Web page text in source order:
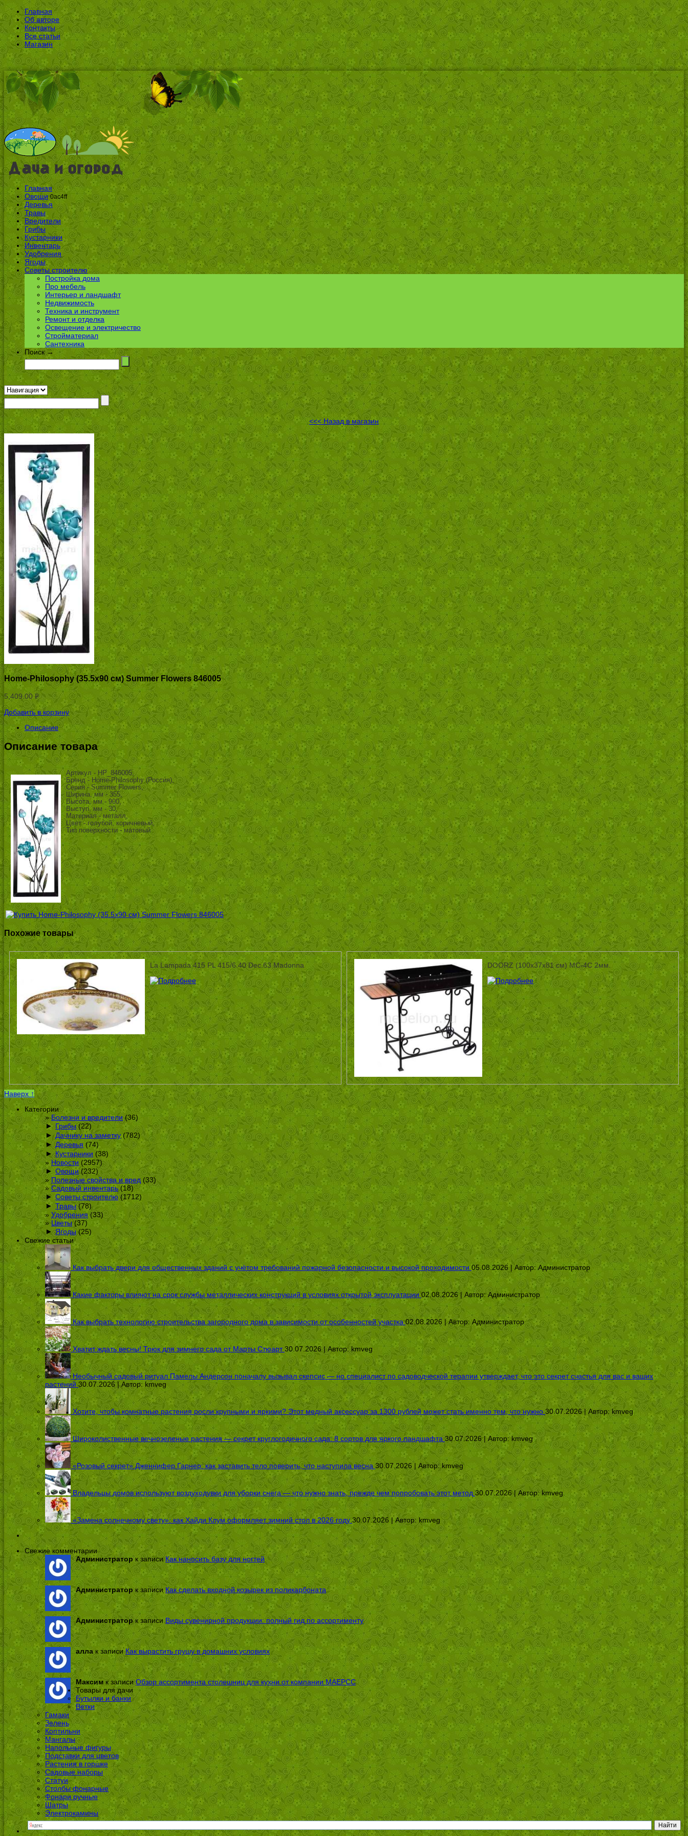
Главная
Об авторе
Контакты
Все статьи
Магазин
Главная
Овощи 0ac4ff
Деревья
Травы
Вредители
Грибы
Кустарники
Инвентарь
Удобрения
Ягоды
Советы строителю
Постройка дома
Про мебель
Интерьер и ландшафт
Недвижимость
Техника и инструмент
Ремонт и отделка
Освещение и электричество
Стройматериал
Сантехника
Поиск →
<<< Назад в магазин
Home-Philosophy (35.5х90 см) Summer Flowers 846005
5,409.00 Р
УБ.
Добавить в корзину
Описание
Описание товара
Артикул - HP_846005,
Бренд - Home-Philosophy (Россия),
Серия - Summer Flowers,
Ширина, мм - 355,
Высота, мм - 900,
Выступ, мм - 30,
Материал - металл,
Цвет - голубой, коричневый,
Тип поверхности - матовый
Похожие товары
La Lampada 415 PL 415/6.40 Dec.63 Madonna DOORZ (100x37x81 см) МС-4С 2мм.
Наверх ↑
Категории
Болезни и вредители(36)
► Грибы(22)
► Дачнику на заметку(782)
► Деревья (74)
► Кустарники (38)
Новости (2957)
► Овощи(232)
Полезные свойства и вред (33)
Садовый инвентарь(18)
► Советы строителю(1712)
► Травы(78)
Удобрения(33)
Цветы(37)
► Ягоды(25)
Свежие статьи
Как выбрать двери для общественных зданий с учётом требований пожарной безопасности и высокой проходимости 05.08.2026 | Автор:Администратор
Какие факторы влияют на срок службы металлических конструкций в условиях открытой эксплуатации 02.08.2026 | Автор:Администратор
Как выбрать технологию строительства загородного дома в зависимости от особенностей участка 02.08.2026 | Автор:Администратор
Хватит ждать весны! Трюк для зимнего сада от Марты Стюарт 30.07.2026 | Автор:kmveg
Необычный садовый ритуал Памелы Андерсон поначалу вызывал скепсис — но специалист по садоводческой терапии утверждает, что это секрет счастья для вас и ваших
растений 30.07.2026 | Автор: kmveg
Хотите, чтобы комнатные растения росли крупными и яркими? Этот медный аксессуар за 1300 рублей может стать именно тем, что нужно 30.07.2026 | Автор:kmveg
Широколиственные вечнозеленые растения — секрет круглогодичного сада: 8 сортов для яркого ландшафта 30.07.2026 | Автор:kmveg
«Розовый секрет» Дженнифер Гарнер: как заставить тело поверить, что наступила весна 30.07.2026 | Автор:kmveg
Владельцы домов используют воздуходувки для уборки снега — что нужно знать, прежде чем попробовать этот метод 30.07.2026 | Автор:kmveg
«Замена солнечному свету»: как Хайди Клум оформляет зимний стол в 2026 году 30.07.2026 | Автор: kmveg
Свежие комментарии
Администраторк записи Как наносить базу для ногтей
Администраторк записиКак сделать входной козырек из поликарбоната
Администраторк записиВиды сувенирной продукции: полный гид по ассортименту
алла к записиКак вырастить грушу в домашних условиях
Максимк записиОбзор ассортимента столешниц для кухни от компании МАЕРСС
Товары для дачи
Бутылки и банки
Ветки
Гамаки
Зелень
Коптильни
Мангалы
Напольные фигуры
Подставки для цветов
Растения в горшке
Садовые наборы
Статуи
Столбы фонарные
Фонари ручные
Шатры
Электрокамины